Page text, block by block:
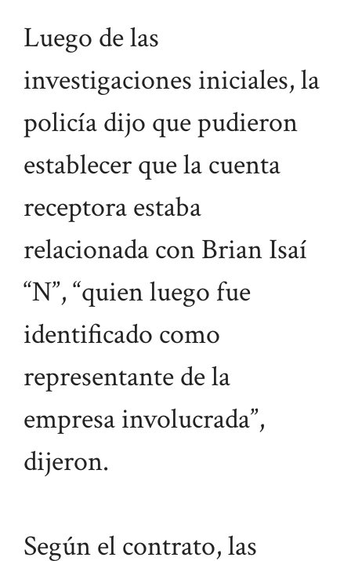
Luego de las
investigaciones iniciales, la
policía dijo que pudieron
establecer que la cuenta
receptora estaba
relacionada con Brian Isaí
“N”, “quien luego fue
identificado como
representante de la
empresa involucrada”,
dijeron.
Según el contrato, las